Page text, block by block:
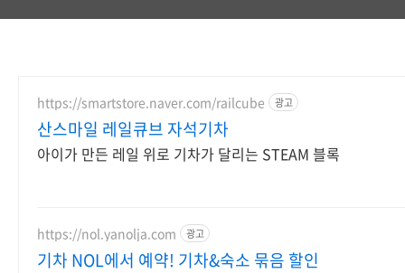
https://smartstore.naver.com/railcube 광고
산스마일 레일큐브 자석기차
아이가 만든 레일 위로 기차가 달리는 STEAM 블록
https://nol.yanolja.com 광고
기차 NOL에서 예약! 기차&숙소 묶음 할인